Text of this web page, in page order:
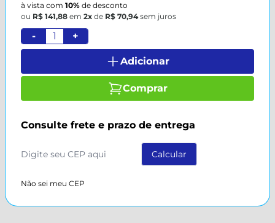
à vista com 10% de desconto
ou R$ 141,88 em 2x de R$ 70,94sem juros
- +
Adicionar
Comprar
Consulte frete e prazo de entrega
Não sei meu CEP